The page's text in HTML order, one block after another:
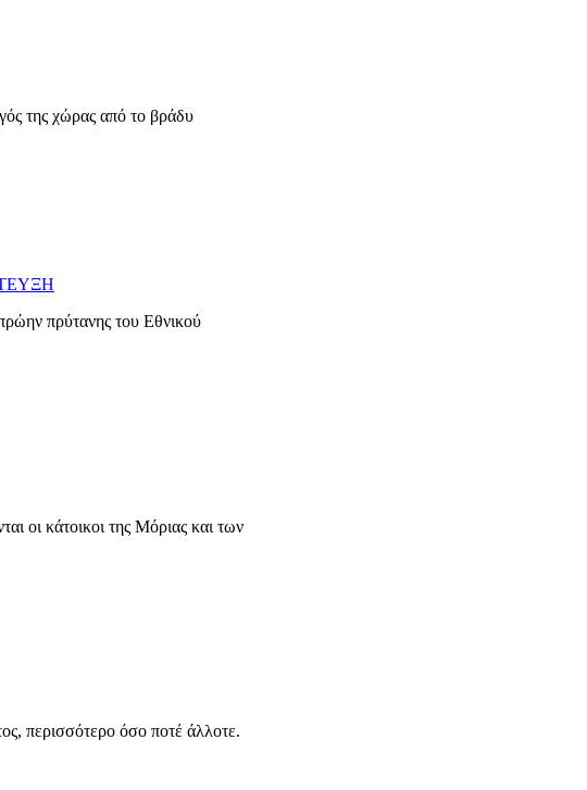
της χώρας από το βράδυ
πρύτανης του Εθνικού
οι κάτοικοι της Μόριας και των
περισσότερο όσο ποτέ άλλοτε.